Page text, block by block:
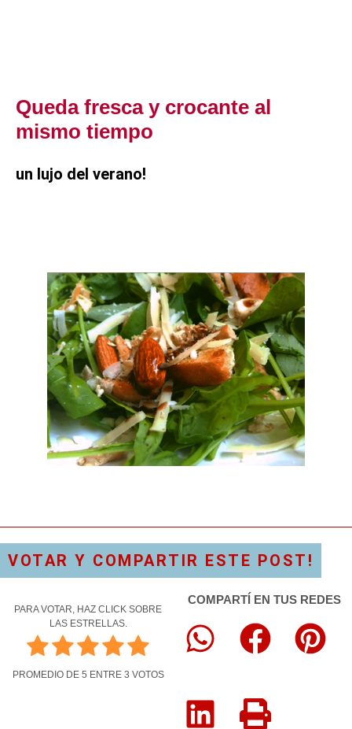
Queda fresca y crocante al
mismo tiempo
un lujo del verano!
VOTAR Y COMPARTIR ESTE POST!
PARA VOTAR, HAZ CLICK SOBRE
LAS ESTRELLAS.
PROMEDIO DE 5 ENTRE 3 VOTOS
COMPARTÍ EN TUS REDES